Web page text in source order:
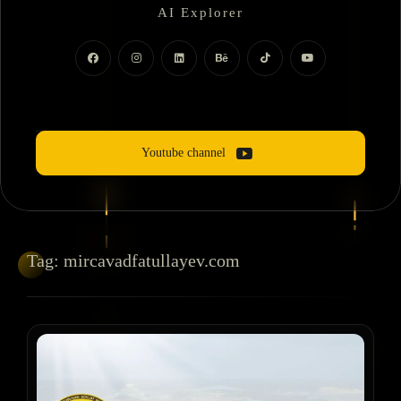
AI Explorer
Motion Dizayner
Youtube channel
Tag: mircavadfatullayev.com